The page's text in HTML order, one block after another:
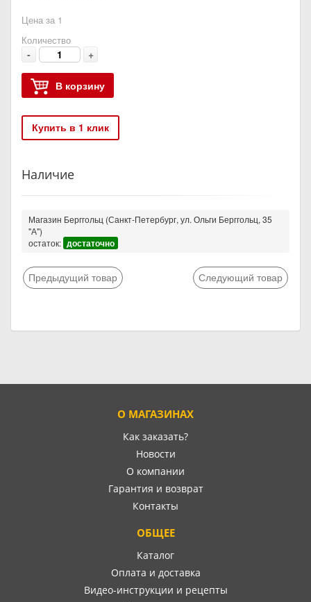
Цена за 1
Количество
- +
В корзину
Купить в 1 клик
Наличие
Магазин Берггольц (Санкт-Петербург, ул. Ольги Берггольц, 35
"А")
остаток: достаточно
Предыдущий товар Следующий товар
О МАГАЗИНАХ
Как заказать?
Новости
О компании
Гарантия и возврат
Контакты
ОБЩЕЕ
Каталог
Оплата и доставка
Видео-инструкции и рецепты